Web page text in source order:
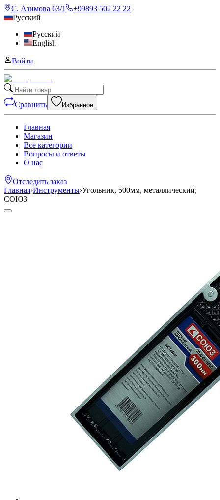
С. Азимова 63/1
+99893 502 22 22
Русский
Русский
English
Войти
Сравнить Избранное
Главная
Магазин
Все категории
Вопросы и ответы
О нас
Отследить заказ
Главная›Инструменты›Угольник, 500мм, металлический,
СОЮЗ